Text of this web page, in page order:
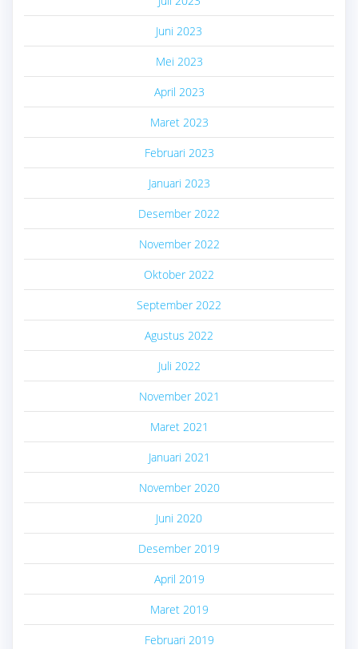
Juni 2023
Mei 2023
April 2023
Maret 2023
Februari 2023
Januari 2023
Desember 2022
November 2022
Oktober 2022
September 2022
Agustus 2022
Juli 2022
November 2021
Maret 2021
Januari 2021
November 2020
Juni 2020
Desember 2019
April 2019
Maret 2019
Februari 2019